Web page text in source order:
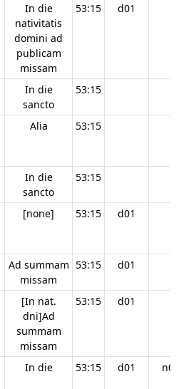
In die
nativitatis
domini ad
publicam
missam
53:15 d01
In die
sancto
53:15
Alia 53:15
In die
sancto
53:15
[none] 53:15 d01
Ad summam
missam
53:15 d01
[In nat.
dni]Ad
summam
missam
53:15 d01
In die 53:15 d01 n01